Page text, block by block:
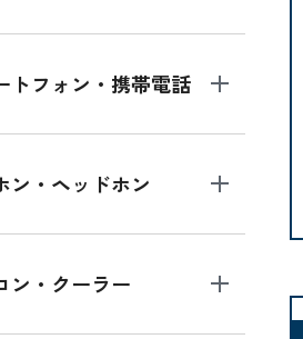
トフォン・携帯電話
ン・ヘッドホン
ン・クーラー